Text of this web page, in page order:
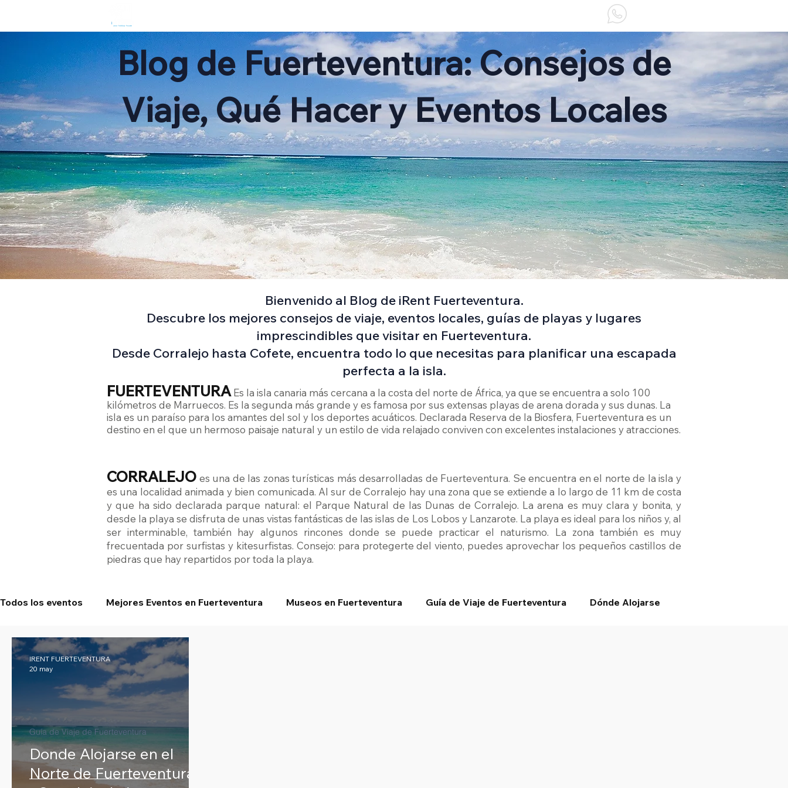
Blog de Fuerteventura: Consejos de
Viaje, Qué Hacer y Eventos Locales
Bienvenido al Blog de iRent Fuerteventura.
Descubre los mejores consejos de viaje, eventos locales, guías de playas y lugares
imprescindibles que visitar en Fuerteventura.
Desde Corralejo hasta Cofete, encuentra todo lo que necesitas para planificar una escapada
perfecta a la isla.
FUERTEVENTURA Es la isla canaria más cercana a la costa del norte de África, ya que se encuentra a solo 100
kilómetros de Marruecos. Es la segunda más grande y es famosa por sus extensas playas de arena dorada y sus dunas. La
isla es un paraíso para los amantes del sol y los deportes acuáticos. Declarada Reserva de la Biosfera, Fuerteventura es un
destino en el que un hermoso paisaje natural y un estilo de vida relajado conviven con excelentes instalaciones y atracciones.
CORRALEJO es una de las zonas turísticas más desarrolladas de Fuerteventura. Se encuentra en el norte de la isla y
es una localidad animada y bien comunicada. Al sur de Corralejo hay una zona que se extiende a lo largo de 11 km de costa
y que ha sido declarada parque natural: el Parque Natural de las Dunas de Corralejo. La arena es muy clara y bonita, y
desde la playa se disfruta de unas vistas fantásticas de las islas de Los Lobos y Lanzarote. La playa es ideal para los niños y, al
ser interminable, también hay algunos rincones donde se puede practicar el naturismo. La zona también es muy
frecuentada por surfistas y kitesurfistas. Consejo: para protegerte del viento, puedes aprovechar los pequeños castillos de
piedras que hay repartidos por toda la playa.
Todos los eventos Mejores Eventos en Fuerteventura Museos en Fuerteventura Guía de Viaje de Fuerteventura Dónde Alojarse
Donde Alojarse en el
Norte de Fuerteventura:
Guía de Viaje de Fuerteventura
IRENT FUERTEVENTURA
20 may